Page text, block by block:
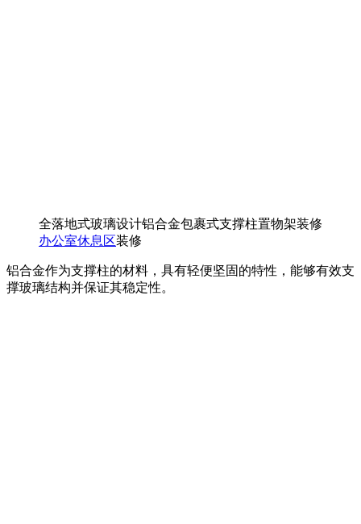
全落地式玻璃设计铝合金包裹式支撑柱置物架装修
办公室休息区装修
铝合金作为支撑柱的材料，具有轻便坚固的特性，能够有效支
撑玻璃结构并保证其稳定性。